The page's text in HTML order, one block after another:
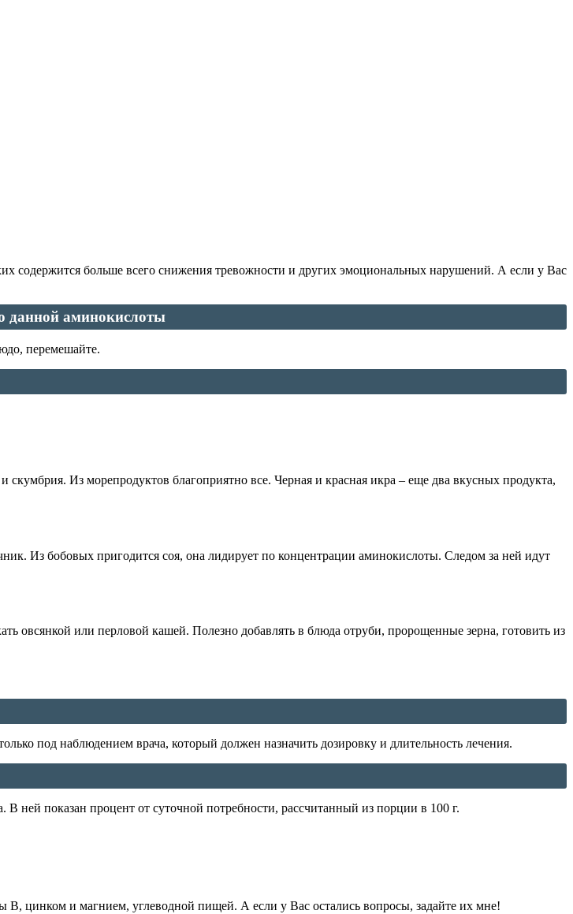
содержится больше всего снижения тревожности и других эмоциональных нарушений. А если у Вас
данной аминокислоты
перемешайте.
скумбрия. Из морепродуктов благоприятно все. Черная и красная икра – еще два вкусных продукта,
Из бобовых пригодится соя, она лидирует по концентрации аминокислоты. Следом за ней идут
овсянкой или перловой кашей. Полезно добавлять в блюда отруби, пророщенные зерна, готовить из
под наблюдением врача, который должен назначить дозировку и длительность лечения.
ней показан процент от суточной потребности, рассчитанный из порции в 100 г.
цинком и магнием, углеводной пищей. А если у Вас остались вопросы, задайте их мне!